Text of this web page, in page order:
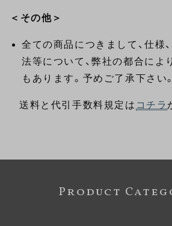
＜その他＞
全ての商品につきまして、仕様
法等について、弊社の都合によ
もあります。予めご了承下さい。
送料と代引手数料規定は コチラ
Product